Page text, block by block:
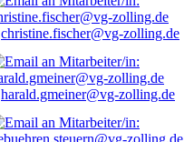
christine.fischer@vg-zolling.de
harald.gmeiner@vg-zolling.de